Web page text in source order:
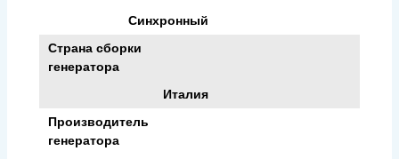
Синхронный
Страна сборки
генератора
Италия
Производитель
генератора